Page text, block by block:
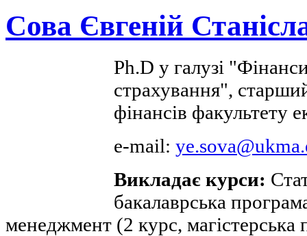
Сова Євгеній
Ph.D у галузі
страхування",
фінансів факультету
e-mail:
Викладає курси:
бакалаврська
менеджмент (2 курс, магістерська